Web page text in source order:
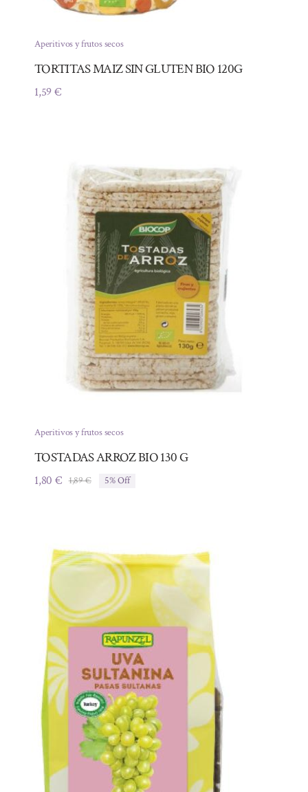
Aperitivos y frutos secos
TORTITAS MAIZ SIN GLUTEN BIO 120G
1,59€
Aperitivos y frutos secos
TOSTADAS ARROZ BIO 130 G
1,89€El
1,80€
El
5% Off